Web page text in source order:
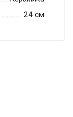
24 см